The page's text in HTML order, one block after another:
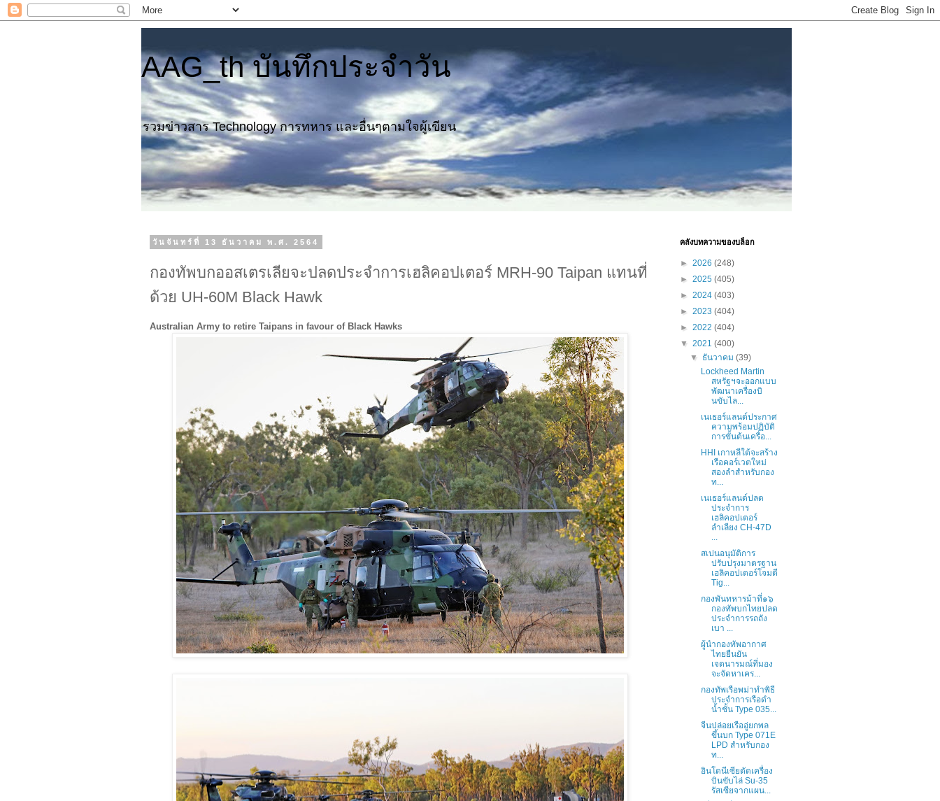
AAG_th บันทึกประจำวัน
รวมข่าวสาร Technology การทหาร และอื่นๆตามใจผู้เขียน
วันจันทร์ที่ 13 ธันวาคม พ.ศ. 2564
กองทัพบกออสเตรเลียจะปลดประจำการเฮลิคอปเตอร์ MRH-90 Taipan แทนที่
ด้วย UH-60M Black Hawk
Australian Army to retire Taipans in favour of Black Hawks
คลังบทความของบล็อก
► 2026 (248)
► 2025 (405)
► 2024 (403)
► 2023 (404)
► 2022 (404)
▼ 2021 (400)
▼ ธันวาคม(39)
Lockheed Martin
สหรัฐฯจะออกแบบ
พัฒนาเครื่องบิ
นขับไล...
เนเธอร์แลนด์ประกาศ
ความพร้อมปฏิบัติ
การขั้นต้นเครื่อ...
HHI เกาหลีใต้จะสร้าง
เรือคอร์เวตใหม่
สองลำสำหรับกอง
ท...
เนเธอร์แลนด์ปลด
ประจำการ
เฮลิคอปเตอร์
ลำเลียง CH-47D
...
สเปนอนุมัติการ
ปรับปรุงมาตรฐาน
เฮลิคอปเตอร์โจมตี
Tig...
กองพันทหารม้าที่๑๖
กองทัพบกไทยปลด
ประจำการรถถัง
เบา ...
ผู้นำกองทัพอากาศ
ไทยยืนยัน
เจตนารมณ์ที่มอง
จะจัดหาเคร...
กองทัพเรือพม่าทำพิธี
ประจำการเรือดำ
น้ำชั้น Type 035...
จีนปล่อยเรืออู่ยกพล
ขึ้นบก Type 071E
LPD สำหรับกอง
ท...
อินโดนีเซียตัดเครื่อง
บินขับไล่ Su-35
รัสเซียจากแผน...